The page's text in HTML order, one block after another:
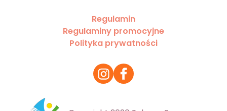
Regulamin
Regulaminy promocyjne
Polityka prywatności